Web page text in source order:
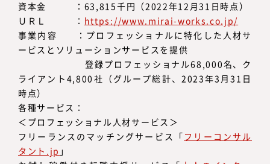
資本金 ：63,815千円（2022年12月31日時点）
ＵＲＬ ： https://www.mirai-works.co.jp/
事業内容 ：プロフェッショナルに特化した人材サ
ービスとソリューションサービスを提供
登録プロフェッショナル68,000名、ク
ライアント4,800社（グループ総計、2023年3月31日
時点）
各種サービス：
＜プロフェッショナル人材サービス＞
フリーランスのマッチングサービス「 フリーコンサル
タント.jp 」